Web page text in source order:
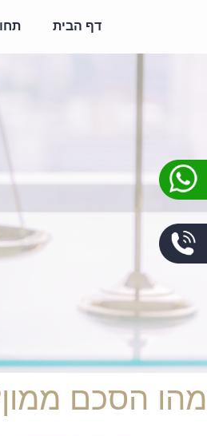
דף הבית
מהו הסכם